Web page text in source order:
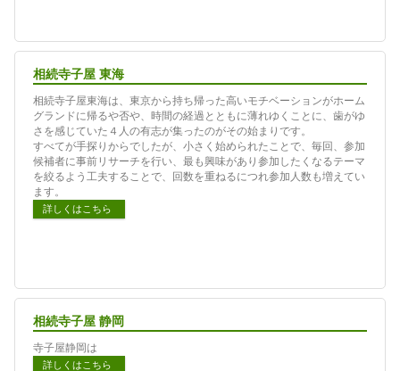
相続寺子屋 東海
相続寺子屋東海は、東京から持ち帰った高いモチベーションがホーム
グランドに帰るや否や、時間の経過とともに薄れゆくことに、歯がゆ
さを感じていた４人の有志が集ったのがその始まりです。
すべてが手探りからでしたが、小さく始められたことで、毎回、参加
候補者に事前リサーチを行い、最も興味があり参加したくなるテーマ
を絞るよう工夫することで、回数を重ねるにつれ参加人数も増えてい
ます。
詳しくはこちら
相続寺子屋 静岡
寺子屋静岡は
詳しくはこちら